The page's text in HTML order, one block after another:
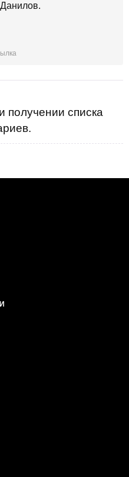
Лабиринт, Идеал тур,
**** прекратил
в РФ.
капитала.
с GER, ENG,
виз россиянам
возвращаться
СП Роснефти.
которые
боинг.
отраслей, или уровня
у всех, кто
был отменён в
списка